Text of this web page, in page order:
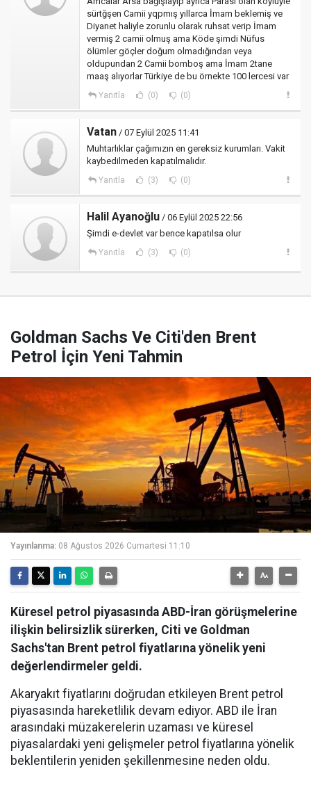
sürtğşen Camii yqpmış yıllarca İmam beklemiş ve
Diyanet haliyle zorunlu olarak ruhsat verip İmam
vermiş 2 camii olmuş ama Köde şimdi Nüfus
ölümler göçler doğum olmadığından veya
oldupundan 2 Camii bomboş ama İmam 2tane
maaş alıyorlar Türkiye de bu örnekte 100 lercesi var
Yanıtla (0) (0)
Vatan / 07 Eylül 2025 11:41
Muhtarlıklar çağımızın en gereksiz kurumları. Vakit
kaybedilmeden kapatılmalıdır.
Yanıtla (3) (0)
Halil Ayanoğlu / 06 Eylül 2025 22:56
Şimdi e-devlet var bence kapatılsa olur
Yanıtla (3) (0)
Goldman Sachs Ve Citi'den Brent
Petrol İçin Yeni Tahmin
Yayınlanma: 08 Ağustos 2026 Cumartesi 11:10
Küresel petrol piyasasında ABD-İran görüşmelerine
ilişkin belirsizlik sürerken, Citi ve Goldman
Sachs'tan Brent petrol fiyatlarına yönelik yeni
değerlendirmeler geldi.
Akaryakıt fiyatlarını doğrudan etkileyen Brent petrol
piyasasında hareketlilik devam ediyor. ABD ile İran
arasındaki müzakerelerin uzaması ve küresel
piyasalardaki yeni gelişmeler petrol fiyatlarına yönelik
beklentilerin yeniden şekillenmesine neden oldu.